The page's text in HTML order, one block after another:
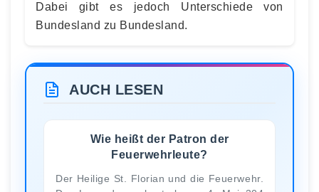
Dabei gibt es jedoch Unterschiede von
Bundesland zu Bundesland.
AUCH LESEN
Wie heißt der Patron der
Feuerwehrleute?
Der Heilige St. Florian und die Feuerwehr.